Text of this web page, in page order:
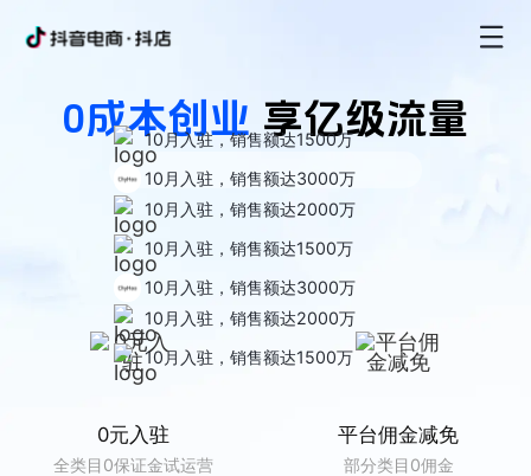
0成本创业 享亿级流量
10月入驻，销售额达1500万
10月入驻，销售额达3000万
10月入驻，销售额达2000万
10月入驻，销售额达1500万
10月入驻，销售额达3000万
10月入驻，销售额达2000万
10月入驻，销售额达1500万
0元入驻
全类目0保证金试运营
平台佣金减免
部分类目0佣金